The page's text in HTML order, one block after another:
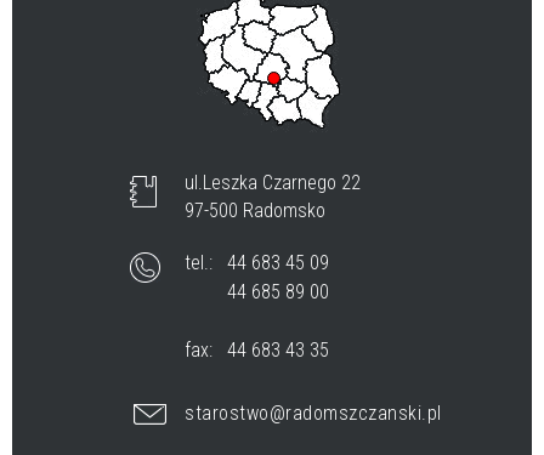
ul.Leszka Czarnego 22
97-500 Radomsko
tel.:
44 683 45 09
44 685 89 00
fax: 44 683 43 35
starostwo@radomszczanski.pl